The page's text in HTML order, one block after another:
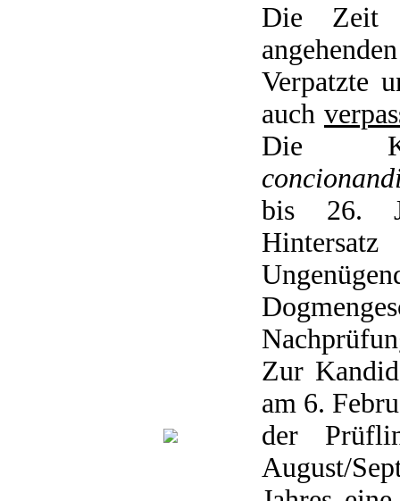
Die Zeit
Verpatzte
auch
Die
bis 26.
Zur
am 6.
der
August/